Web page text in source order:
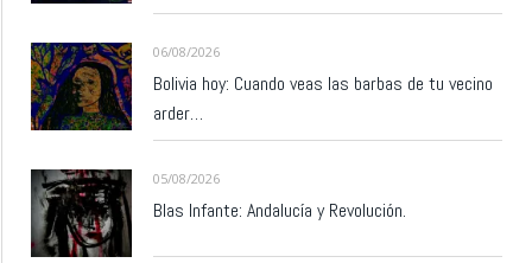
06/08/2026
Bolivia hoy: Cuando veas las barbas de tu vecino
arder…
05/08/2026
Blas Infante: Andalucía y Revolución.